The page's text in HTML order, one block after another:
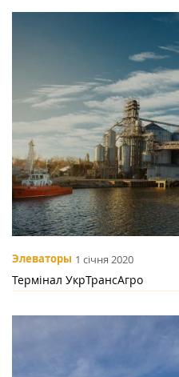
Элеваторы 1 січня 2020
Термінал УкрТрансАгро